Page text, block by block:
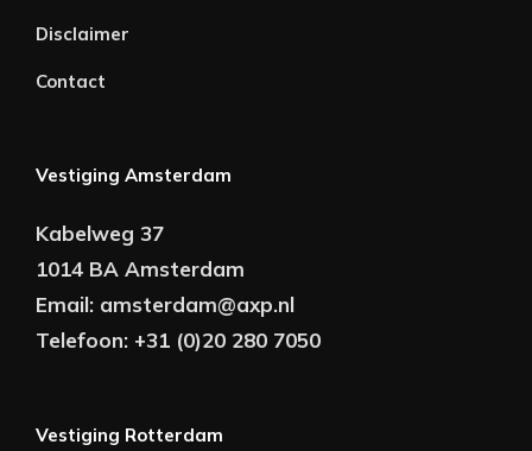
Disclaimer
Contact
Vestiging Amsterdam
Kabelweg 37
1014 BA Amsterdam
Email: amsterdam@axp.nl
Telefoon: +31 (0)20 280 7050
Vestiging Rotterdam